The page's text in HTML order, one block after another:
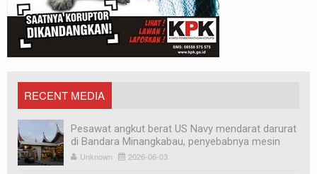
RECENT MEDIA
Pesawat angkut berat US Navy mendarat darurat
di Bandara Minangkabau, penyebabnya mesin
matiUnknown 2026-06-03